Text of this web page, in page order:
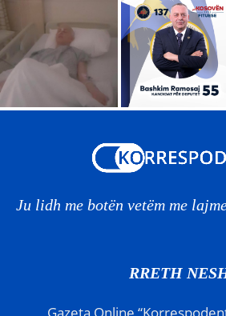
Ju lidh me botën vetëm me
RRETH